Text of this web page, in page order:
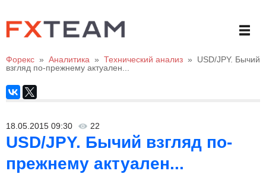
Форекс » Аналитика » Технический анализ »
USD/JPY. Бычий
взгляд по-прежнему актуален...
18.05.2015 09:30 22
USD/JPY. Бычий взгляд по-
прежнему актуален...